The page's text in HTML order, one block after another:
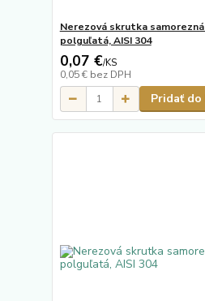
Nerezová skrutka samorezná
polguľatá, AISI 304
0,07 €/KS
0,05 € bez DPH
Pridať do